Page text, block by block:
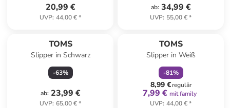
20,99 €
UVP: 44,00 €*
ab: 34,99 €
UVP: 55,00 €*
TOMS
Slipper in Schwarz
-63%
ab: 23,99 €
UVP: 65,00 €*
TOMS
Slipper in Weiß
-81%
8,99 €regulär
7,99 € mit family
UVP: 44,00 €*